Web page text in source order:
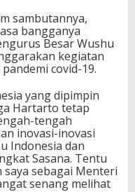
sambutannya,
bangganya
Besar Wushu
kegiatan
covid-19.
yang dipimpin
Hartarto tetap
tengah
inovasi-inovasi
Indonesia dan
Sasana. Tentu
sebagai Menteri
senang melihat